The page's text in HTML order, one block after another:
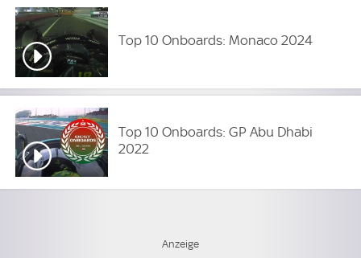
Top 10 Onboards: Monaco 2024
Top 10 Onboards: GP Abu Dhabi
2022